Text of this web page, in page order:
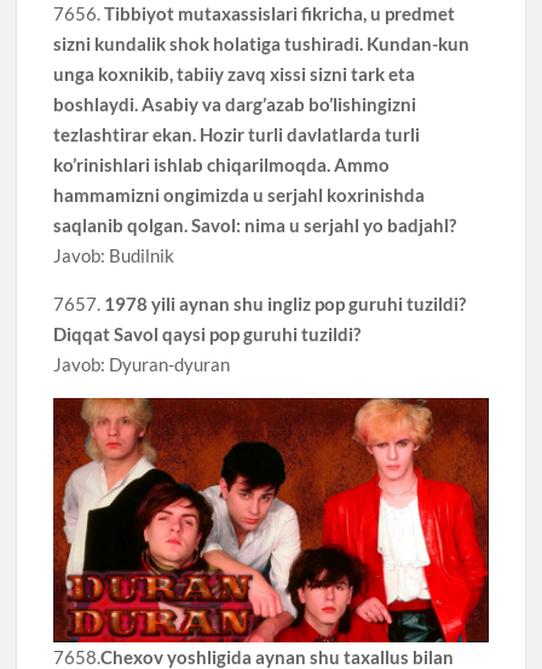
7656.Tibbiyot mutaxassislari fikricha, u predmet
sizni kundalik shok holatiga tushiradi. Kundan-kun
unga koxnikib, tabiiy zavq xissi sizni tark eta
boshlaydi. Asabiy va darg’azab bo’lishingizni
tezlashtirar ekan. Hozir turli davlatlarda turli
ko’rinishlari ishlab chiqarilmoqda. Ammo
hammamizni ongimizda u serjahl koxrinishda
saqlanib qolgan. Savol: nima u serjahl yo badjahl?
Javob: Budilnik
7657. 1978 yili aynan shu ingliz pop guruhi tuzildi?
Diqqat Savol qaysi pop guruhi tuzildi?
Javob: Dyuran-dyuran
7658.Chexov yoshligida aynan shu taxallus bilan